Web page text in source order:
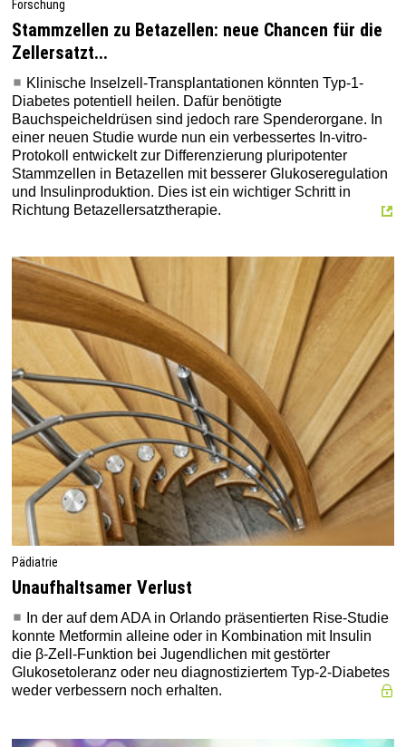
Forschung
Stammzellen zu Beta­zellen: neue Chancen für die
Zellersatzt...
Klinische Inselzell-Transplantationen könnten Typ-1-
Diabetes potentiell heilen. Dafür benötigte
Bauchspeicheldrüsen sind jedoch rare Spenderorgane. In
einer neuen Studie wurde nun ein verbessertes In-vitro-
Protokoll entwickelt zur Differenzierung pluripotenter
Stammzellen in Betazellen mit besserer Glukoseregulation
und Insulinproduktion. Dies ist ein wichtiger Schritt in
Richtung Betazellersatztherapie.
Pädiatrie
Unaufhaltsamer Verlust
In der auf dem ADA in Orlando präsentierten Rise-Studie
konnte Metformin alleine oder in Kombination mit Insulin
die β-Zell-Funktion bei Jugendlichen mit gestörter
Glukosetoleranz oder neu dia­gnostiziertem Typ-2-Diabetes
weder verbessern noch erhalten.